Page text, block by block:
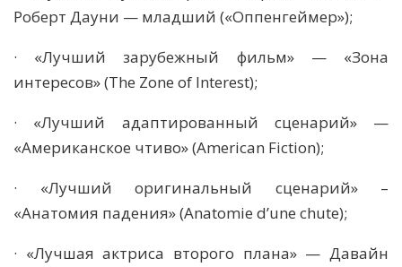
Роберт Дауни — младший («Оппенгеймер»);
· «Лучший зарубежный фильм» — «Зона
интересов» (The Zone of Interest);
· «Лучший адаптированный сценарий» —
«Американское чтиво» (American Fiction);
· «Лучший оригинальный сценарий» –
«Анатомия падения» (Anatomie d’une chute);
· «Лучшая актриса второго плана» — Давайн